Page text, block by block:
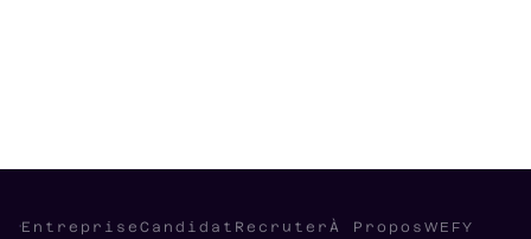
Entreprise Candidat Recruter À Propos WEFY